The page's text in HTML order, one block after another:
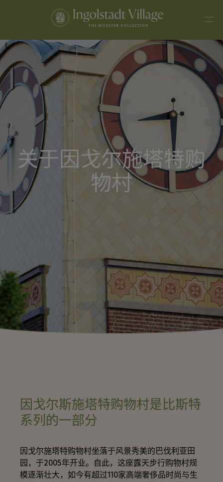
关于因戈尔施塔特购
物村
因戈尔斯施塔特购物村是比斯特
系列的一部分
因戈尔施塔特购物村坐落于风景秀美的巴伐利亚田
园，于2005年开业。自此，这座露天步行购物村规
模逐渐壮大，如今有超过110家高端奢侈品时尚与生